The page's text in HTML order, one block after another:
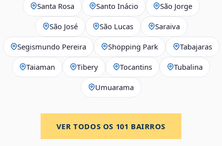
Santa Rosa Santo Inácio São Jorge
São José São Lucas Saraiva
Segismundo Pereira Shopping Park Tabajaras
Taiaman Tibery Tocantins Tubalina
Umuarama
VER TODOS OS 101 BAIRROS